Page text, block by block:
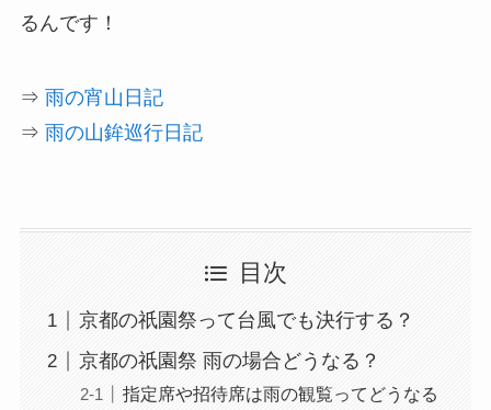
るんです！
⇒ 雨の宵山日記
⇒ 雨の山鉾巡行日記
目次
京都の祇園祭って台風でも決行する？
京都の祇園祭 雨の場合どうなる？
指定席や招待席は雨の観覧ってどうなる